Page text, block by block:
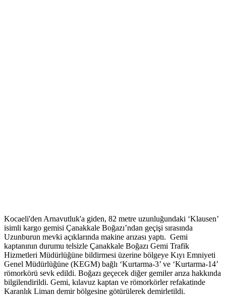
Kocaeli'den Arnavutluk'a giden, 82 metre uzunluğundaki ‘Klausen’
isimli kargo gemisi Çanakkale Boğazı’ndan geçişi sırasında
Uzunburun mevki açıklarında makine arızası yaptı. Gemi
kaptanının durumu telsizle Çanakkale Boğazı Gemi Trafik
Hizmetleri Müdürlüğüne bildirmesi üzerine bölgeye Kıyı Emniyeti
Genel Müdürlüğüne (KEGM) bağlı ‘Kurtarma-3’ ve ‘Kurtarma-14’
römorkörü sevk edildi. Boğazı geçecek diğer gemiler arıza hakkında
bilgilendirildi. Gemi, kılavuz kaptan ve römorkörler refakatinde
Karanlık Liman demir bölgesine götürülerek demirletildi.